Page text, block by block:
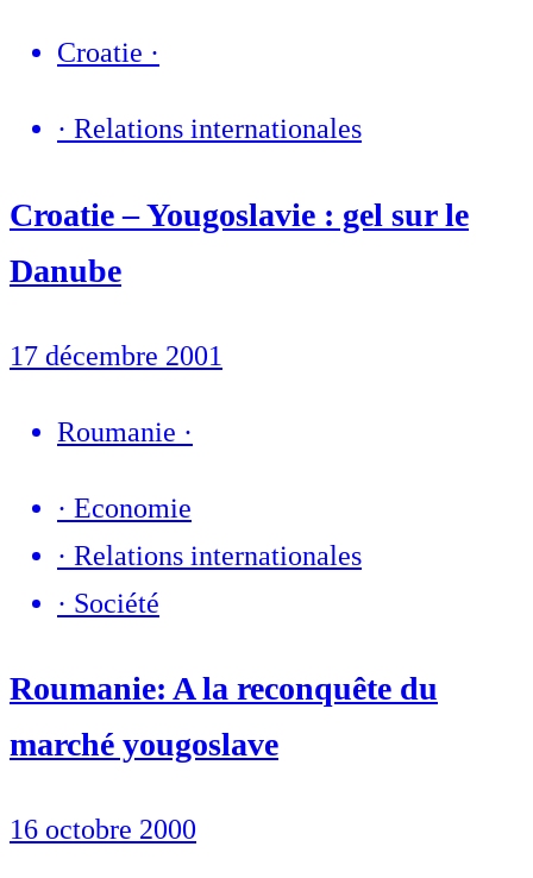
Croatie ·
· Relations internationales
Croatie – Yougoslavie : gel sur le
Danube
17 décembre 2001
Roumanie ·
· Economie
· Relations internationales
· Société
Roumanie: A la reconquête du
marché yougoslave
16 octobre 2000